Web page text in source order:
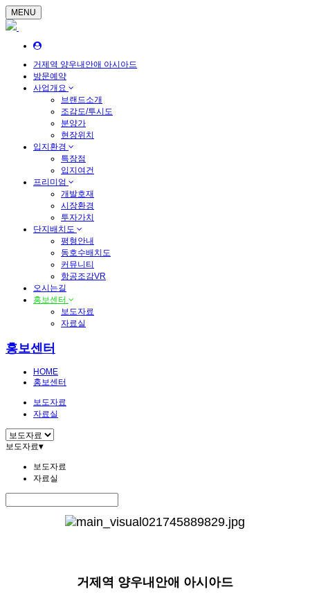
MENU
거제역 양우내안애 아시아드
방문예약
사업개요
브랜드소개
조감도/투시도
분양가
현장위치
입지환경
특장점
입지여건
프리미엄
개발호재
시장환경
투자가치
단지배치도
평형안내
동호수배치도
커뮤니티
항공조감VR
오시는길
홍보센터
보도자료
자료실
홍보센터
HOME
홍보센터
보도자료
자료실
보도자료▾
보도자료
자료실
거제역 양우내안애 아시아드